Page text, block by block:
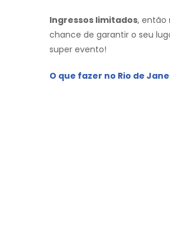
Ingressos limitados, então
chance de garantir o seu
super evento!
O que fazer no Rio de